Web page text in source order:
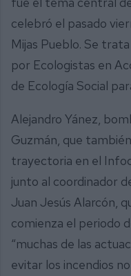
celebró el pasado
Mijas Pueblo. Se
por Ecologistas en
de Ecología Social
Alejandro Yánez,
Guzmán, que
trayectoria en el
junto al coordinador
Juan Jesús Alarcón,
comienza el periodo
“muchas de las
evitar los incendios